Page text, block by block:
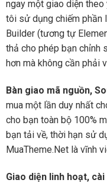
ngay một giao diện theo
tôi sử dụng chiếm phần
Builder (tương tự
thả cho phép bạn chỉnh
hơn mà không cần phải
Bàn giao mã nguồn,
mua một lần duy nhất
cho bạn toàn bộ 100%
bạn tải về, thời hạn sử
MuaTheme.Net là vĩnh
Giao diện linh hoạt,